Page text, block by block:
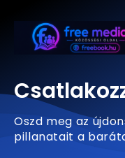
Oszd meg az
pillanatait a